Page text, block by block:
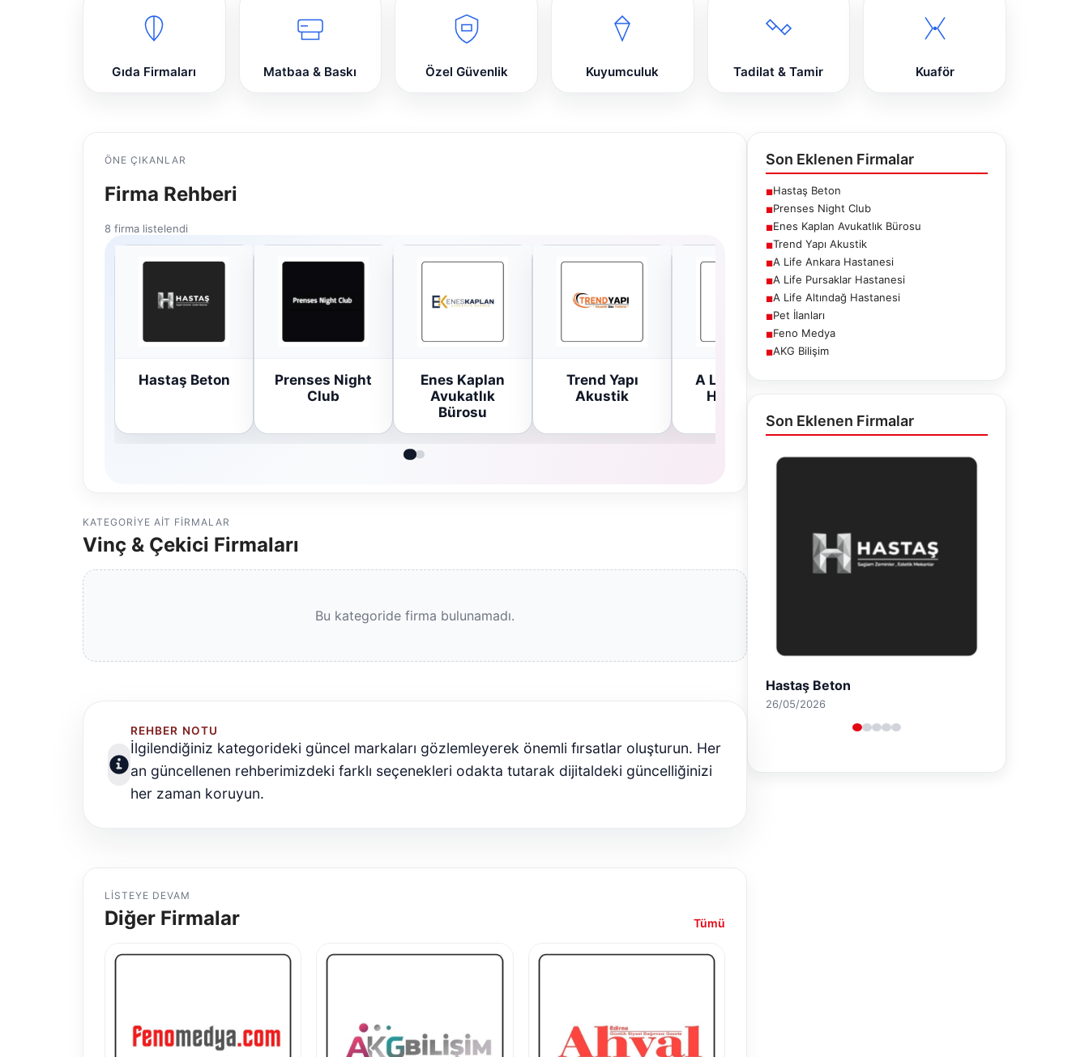
Gıda Firmaları Matbaa & Baskı Özel Güvenlik Kuyumculuk Tadilat & Tamir Kuaför
ÖNE ÇIKANLAR
Firma Rehberi
8 firma listelendi
Hastaş Beton
Prenses Night
Club
Enes Kaplan
Avukatlık
Bürosu
Trend Yapı
Akustik
A Life Ankara
Hastanesi
KATEGORIYE AIT FIRMALAR
Vinç & Çekici Firmaları
Bu kategoride firma bulunamadı.
REHBER NOTU
İlgilendiğiniz kategorideki güncel markaları gözlemleyerek önemli fırsatlar oluşturun. Her
an güncellenen rehberimizdeki farklı seçenekleri odakta tutarak dijitaldeki güncelliğinizi
her zaman koruyun.
LISTEYE DEVAM
Diğer Firmalar Tümü
Son Eklenen Firmalar
■Hastaş Beton
■Prenses Night Club
■Enes Kaplan Avukatlık Bürosu
■Trend Yapı Akustik
■A Life Ankara Hastanesi
■A Life Pursaklar Hastanesi
■A Life Altındağ Hastanesi
■Pet İlanları
■Feno Medya
■AKG Bilişim
Son Eklenen Firmalar
Prenses Night Club
29/04/2026